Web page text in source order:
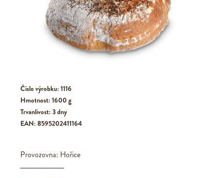
Číslo výrobku: 1116
Hmotnost: 1600 g
Trvanlivost: 3 dny
EAN: 8595202411164
Provozovna: Hořice